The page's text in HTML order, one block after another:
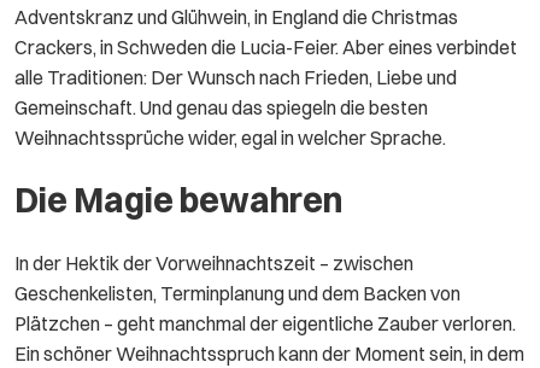
Adventskranz und Glühwein, in England die Christmas
Crackers, in Schweden die Lucia-Feier. Aber eines verbindet
alle Traditionen: Der Wunsch nach Frieden, Liebe und
Gemeinschaft. Und genau das spiegeln die besten
Weihnachtssprüche wider, egal in welcher Sprache.
Die Magie bewahren
In der Hektik der Vorweihnachtszeit – zwischen
Geschenkelisten, Terminplanung und dem Backen von
Plätzchen – geht manchmal der eigentliche Zauber verloren.
Ein schöner Weihnachtsspruch kann der Moment sein, in dem